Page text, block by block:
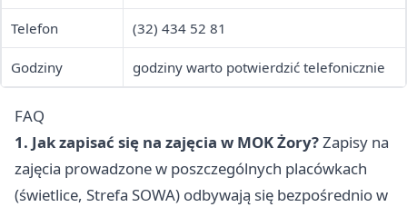
Telefon (32) 434 52 81
Godziny godziny warto potwierdzić telefonicznie
FAQ
1. Jak zapisać się na zajęcia w MOK Żory?Zapisy na
zajęcia prowadzone w poszczególnych placówkach
(świetlice, Strefa SOWA) odbywają się bezpośrednio w